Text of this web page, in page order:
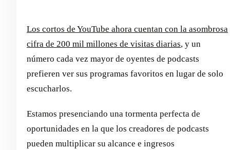
Los cortos de YouTube ahora cuentan con la asombrosa
cifra de 200 mil millones de visitas diarias, y un
número cada vez mayor de oyentes de podcasts
prefieren ver sus programas favoritos en lugar de solo
escucharlos.
Estamos presenciando una tormenta perfecta de
oportunidades en la que los creadores de podcasts
pueden multiplicar su alcance e ingresos